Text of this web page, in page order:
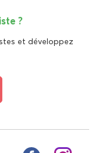
?
et développez